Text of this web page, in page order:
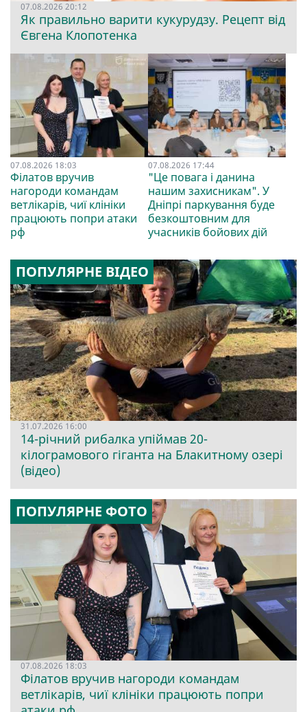
07.08.2026 20:12
Як правильно варити кукурудзу. Рецепт від
Євгена Клопотенка
07.08.2026 18:03
Філатов вручив
нагороди командам
ветлікарів, чиї клініки
працюють попри атаки
рф
07.08.2026 17:44
"Це повага і данина
нашим захисникам". У
Дніпрі паркування буде
безкоштовним для
учасників бойових дій
ПОПУЛЯРНЕ ВІДЕО
31.07.2026 16:00
14-річний рибалка упіймав 20-
кілограмового гіганта на Блакитному озері
(відео)
ПОПУЛЯРНЕ ФОТО
07.08.2026 18:03
Філатов вручив нагороди командам
ветлікарів, чиї клініки працюють попри